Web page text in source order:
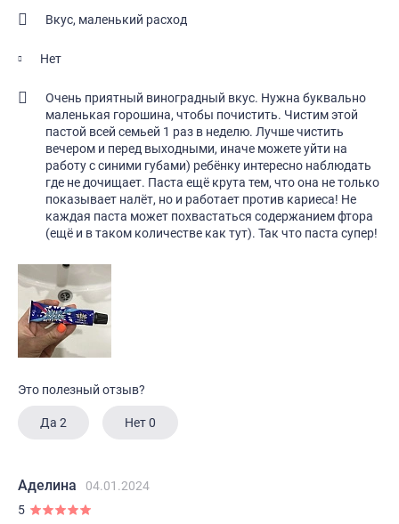
Вкус, маленький расход
Нет
Очень приятный виноградный вкус. Нужна буквально
маленькая горошина, чтобы почистить. Чистим этой
пастой всей семьей 1 раз в неделю. Лучше чистить
вечером и перед выходными, иначе можете уйти на
работу с синими губами) ребёнку интересно наблюдать
где не дочищает. Паста ещё крута тем, что она не только
показывает налёт, но и работает против кариеса! Не
каждая паста может похвастаться содержанием фтора
(ещё и в таком количестве как тут). Так что паста супер!
Это полезный отзыв?
Да 2 Нет0
Аделина
04.01.2024
5